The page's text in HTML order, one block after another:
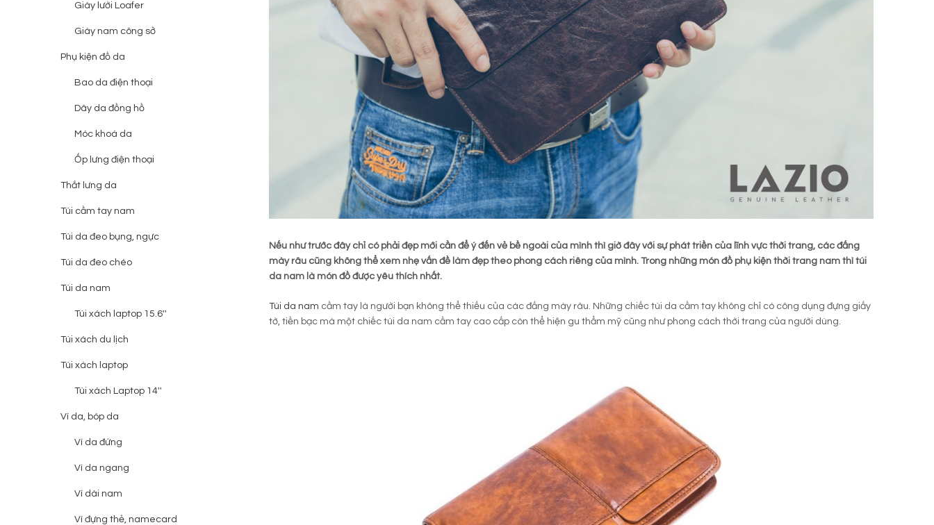
Nếu như trước đây chỉ có phải đẹp mới cần để ý đến vẻ bề ngoài của mình thì giờ đây với sự phát triền của lĩnh vực thời trang, các đấng
mày râu cũng không thể xem nhẹ vấn đề làm đẹp theo phong cách riêng của mình. Trong những món đồ phụ kiện thời trang nam thì túi
da nam là món đồ được yêu thích nhất.
Túi da nam cầm tay là người bạn không thể thiếu của các đấng mày râu. Những chiếc túi da cầm tay không chỉ có công dụng đựng giấy
tờ, tiền bạc mà một chiếc túi da nam cầm tay cao cấp còn thể hiện gu thẩm mỹ cũng như phong cách thời trang của người dùng.
Giày lười Loafer
Giày nam công sở
Phụ kiện đồ da
Bao da điện thoại
Dây da đồng hồ
Móc khoá da
Ốp lưng điện thoại
Thắt lưng da
Túi cầm tay nam
Túi da đeo bụng, ngực
Túi da đeo chéo
Túi da nam
Túi xách laptop 15.6''
Túi xách du lịch
Túi xách laptop
Túi xách Laptop 14''
Ví da, bóp da
Ví da đứng
Ví da ngang
Ví dài nam
Ví đựng thẻ, namecard